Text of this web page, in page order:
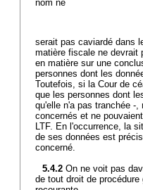
nom ne
serait pas caviardé dans
matière fiscale ne devrait
en matière sur une
personnes dont les
Toutefois, si la Cour de
que les personnes dont
qu'elle n'a pas tranchée -
concernés et ne
LTF. En l'occurrence, la
de ses données est
concerné.
5.4.2 On ne voit pas
de tout droit de